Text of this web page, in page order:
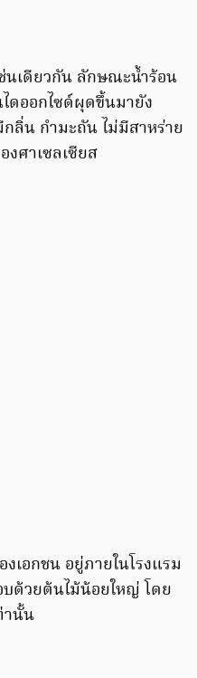
นเดียวกัน ลักษณะน้ำร้อน
ดออกไซด์ผุดขึ้นมายัง
ลิ่น กำมะถัน ไม่มีสาหร่าย
ศาเซลเซียส
เอกชน อยู่ภายในโรงแรม
ด้วยต้นไม้น้อยใหญ่ โดย
านั้น